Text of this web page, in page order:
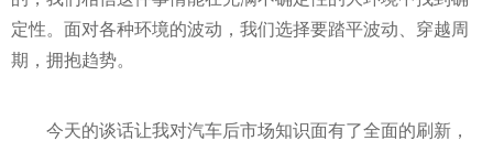
定性。面对各种环境的波动，我们选择要踏平波动、穿越周
期，拥抱趋势。
今天的谈话让我对汽车后市场知识面有了全面的刷新，